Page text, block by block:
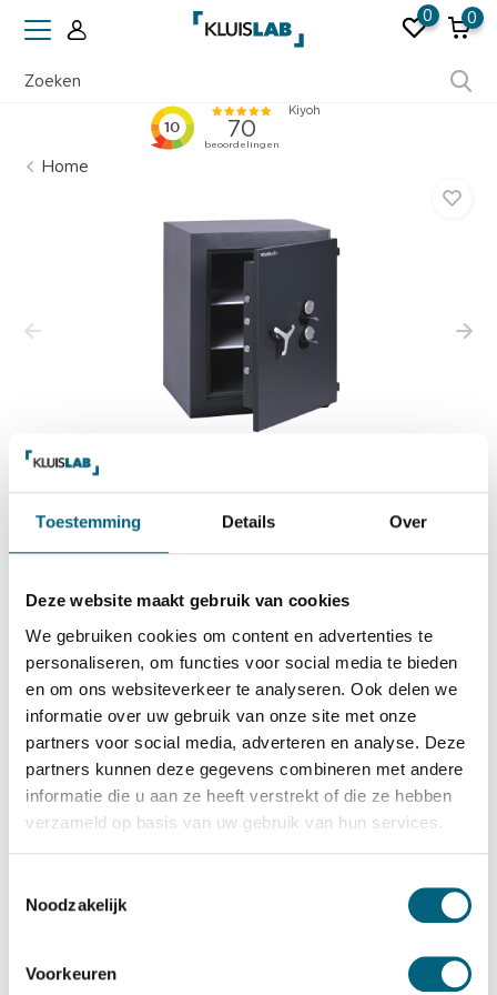
Toestemming Details Over
Deze website maakt gebruik van cookies
We gebruiken cookies om content en advertenties te
personaliseren, om functies voor social media te bieden
en om ons websiteverkeer te analyseren. Ook delen we
informatie over uw gebruik van onze site met onze
partners voor social media, adverteren en analyse. Deze
partners kunnen deze gegevens combineren met andere
informatie die u aan ze heeft verstrekt of die ze hebben
verzameld op basis van uw gebruik van hun services.
Noodzakelijk
Voorkeuren
0 0
Home
Chubbsafes
Chubbsafes Trident G5 170 EX
9.279,-
Op voorraad: .
Bekijk de reviews
Officieel ECB-S gecertificeerde brand- en inbraakwerende
kluis in de klasse 5 / grade V / CEN 5 conform EN 1143-1
en klasse 60 paper conform NT Fire 017 (60 minuten
brandwering voor papier). Standaard uitgevoerd met twee
Betrouwbaar & veilig betalen